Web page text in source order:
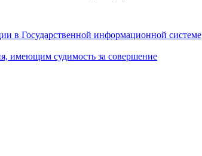
в Государственной информационной системе
имеющим судимость за совершение